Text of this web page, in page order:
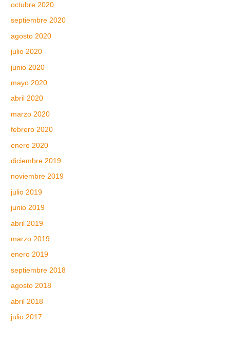
octubre 2020
septiembre 2020
agosto 2020
julio 2020
junio 2020
mayo 2020
abril 2020
marzo 2020
febrero 2020
enero 2020
diciembre 2019
noviembre 2019
julio 2019
junio 2019
abril 2019
marzo 2019
enero 2019
septiembre 2018
agosto 2018
abril 2018
julio 2017